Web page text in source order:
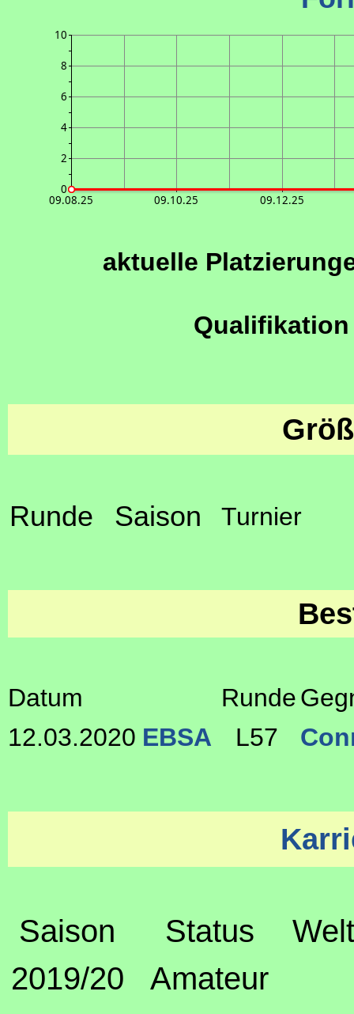
10
8
6
4
2
0
09.08.25 09.10.25 09.12.25
aktuelle
Qualifikation
Runde Saison Turnier
Datum Runde
12.03.2020 EBSA L57
Saison Status
2019/20
Amateur